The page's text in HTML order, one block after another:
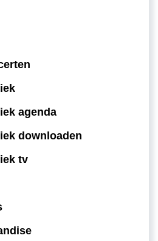
agenda
downloaden
tv